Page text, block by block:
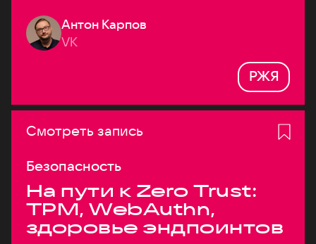
Антон Карпов
VK
РЖЯ
Смотреть запись
Безопасность
На пути к Zero Trust:
TPM, WebAuthn,
здоровье эндпоинтов